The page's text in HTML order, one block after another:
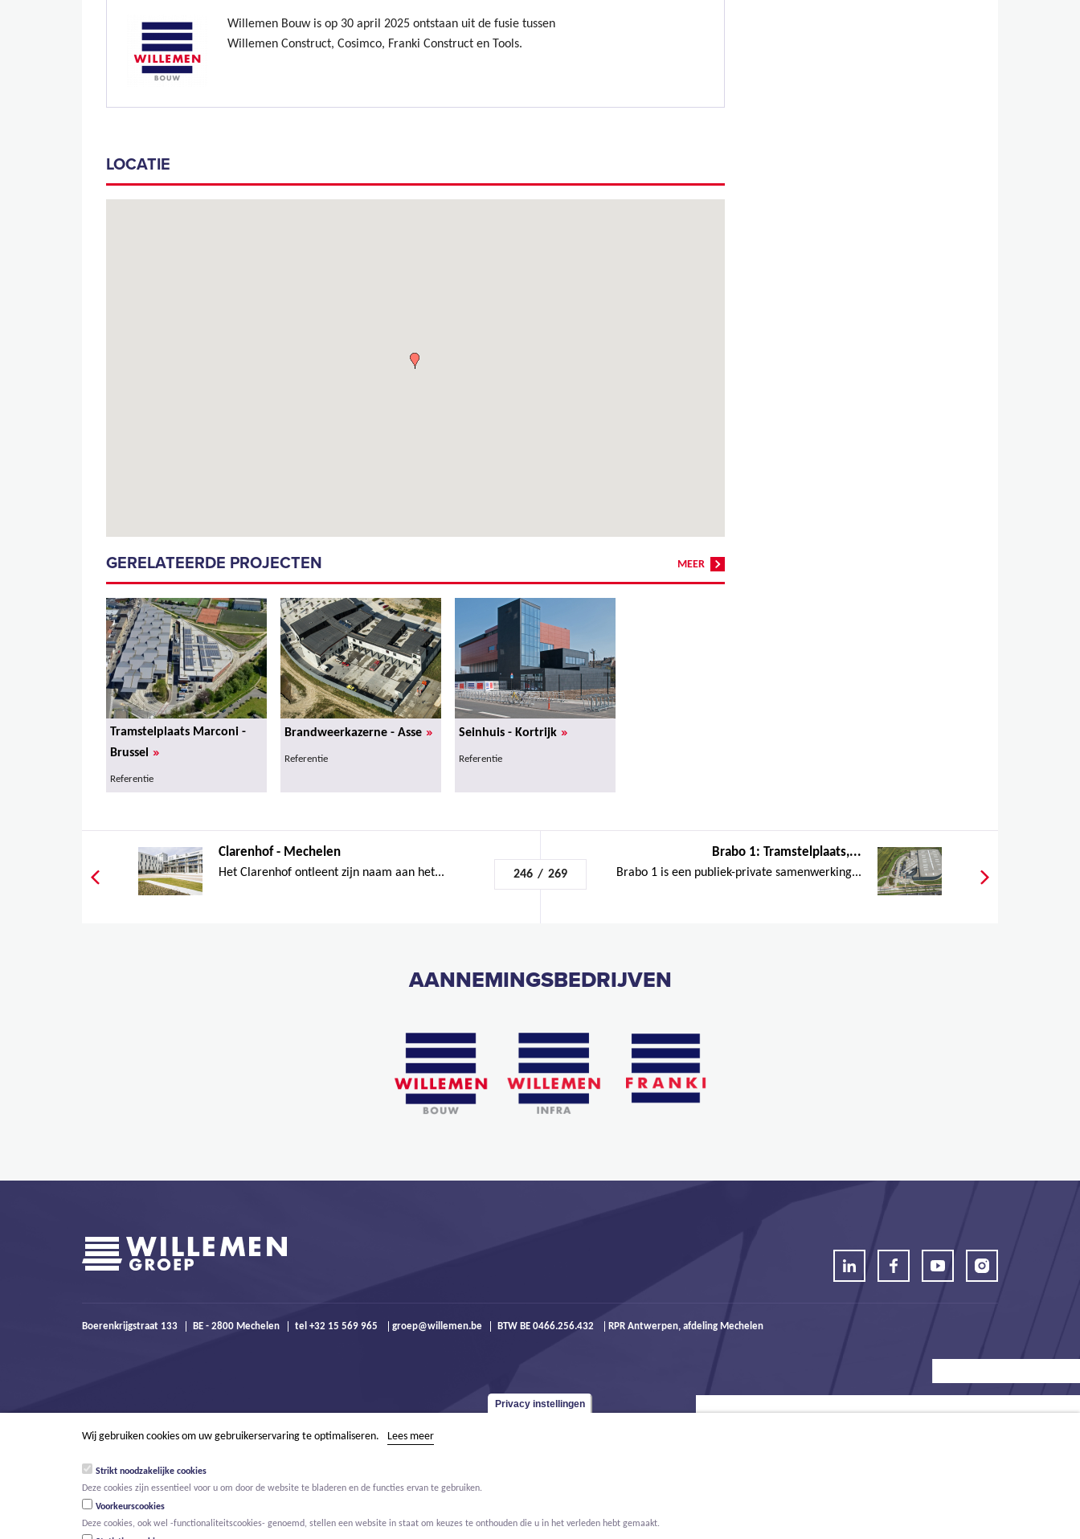
Willemen Bouw is op 30 april 2025 ontstaan uit de fusie tussen
Willemen Construct, Cosimco, Franki Construct en Tools.
LOCATIE
GERELATEERDE PROJECTEN MEER
Tramstelplaats Marconi -
Brussel »
Referentie
Brandweerkazerne - Asse »
Referentie
Seinhuis - Kortrijk »
Referentie
Clarenhof - Mechelen
Het Clarenhof ontleent zijn naam aan het... 246 / 269
Brabo 1: Tramstelplaats,...
Brabo 1 is een publiek-private samenwerking...
AANNEMINGSBEDRIJVEN
Boerenkrijgstraat 133 BE - 2800 Mechelen tel +32 15 569 965 groep@willemen.be BTW BE 0466.256.432 RPR Antwerpen, afdeling Mechelen
Privacy instellingen
Wij gebruiken cookies om uw gebruikerservaring te optimaliseren. Lees meer
Strikt noodzakelijke cookies
Deze cookies zijn essentieel voor u om door de website te bladeren en de functies ervan te gebruiken.
Voorkeurscookies
Deze cookies, ook wel -functionaliteitscookies- genoemd, stellen een website in staat om keuzes te onthouden die u in het verleden hebt gemaakt.